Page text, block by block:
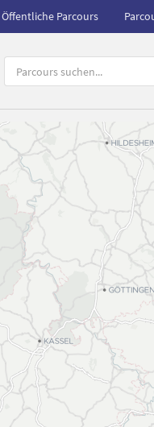
Öffentliche Parcours